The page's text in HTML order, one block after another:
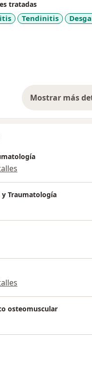
tratadas
Tendinitis
Mostrar más
Traumatología
osteomuscular